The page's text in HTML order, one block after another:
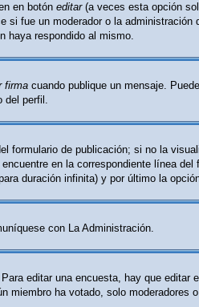
en botón editar(a veces esta opción
fue un moderador o la
haya respondido al mismo.
firma cuando publique un mensaje.
del perfil.
formulario de publicación; si no la
en la correspondiente línea del
duración infinita) y por último la
con La Administración.
editar una encuesta, hay que editar
ha votado, solo moderadores